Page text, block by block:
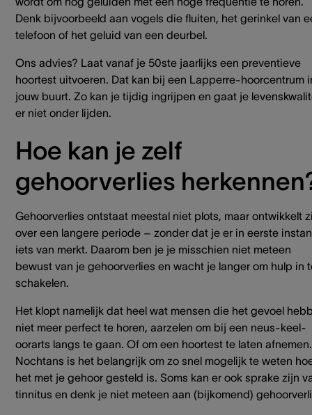
Denk bijvoorbeeld aan vogels die fluiten, het gerinkel van
telefoon of het geluid van een deurbel.
Ons advies? Laat vanaf je 50ste jaarlijks een preventieve
hoortest uitvoeren. Dat kan bij een Lapperre-hoorcentrum
jouw buurt. Zo kan je tijdig ingrijpen en gaat je
er niet onder lijden.
Hoe kan je zelf
gehoorverlies
Gehoorverlies ontstaat meestal niet plots, maar ontwikkelt
over een langere periode – zonder dat je er in eerste
iets van merkt. Daarom ben je je misschien niet meteen
bewust van je gehoorverlies en wacht je langer om hulp in
schakelen.
Het klopt namelijk dat heel wat mensen die het gevoel
niet meer perfect te horen, aarzelen om bij een neus-keel-
oorarts langs te gaan. Of om een hoortest te laten afnemen.
Nochtans is het belangrijk om zo snel mogelijk te weten
het met je gehoor gesteld is. Soms kan er ook sprake zijn
tinnitus en denk je niet meteen aan (bijkomend)